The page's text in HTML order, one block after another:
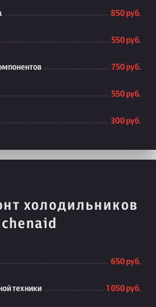
850 руб.
550 руб.
750 руб.
550 руб.
300 руб.
холодильников
650 руб.
техники 1 050 руб.